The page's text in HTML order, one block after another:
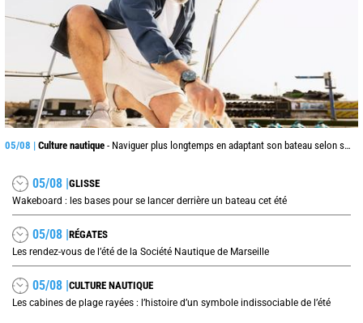
05/08 | Culture nautique - Naviguer plus longtemps en adaptant son bateau selon son âge
05/08 |GLISSE
Wakeboard : les bases pour se lancer derrière un bateau cet été
05/08 |RÉGATES
Les rendez-vous de l’été de la Société Nautique de Marseille
05/08 |CULTURE NAUTIQUE
Les cabines de plage rayées : l’histoire d’un symbole indissociable de l’été